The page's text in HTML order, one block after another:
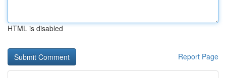
HTML is disabled
Report Page